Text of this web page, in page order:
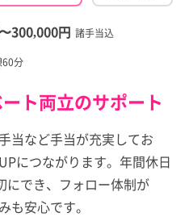
〜300,000円 諸手当込
60分
ト両立のサポート
当など手当が充実してお
につながります。年間休日
にでき、フォロー体制が
も安心です。